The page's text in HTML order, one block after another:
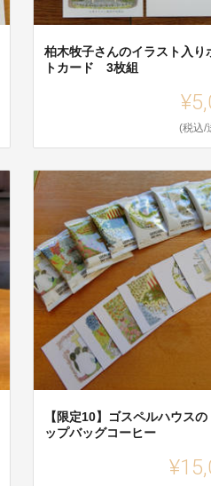
柏木牧子さんのイラスト入り
トカード 3枚組
(税込/
【限定10】ゴスペルハウスの
ップバッグコーヒー